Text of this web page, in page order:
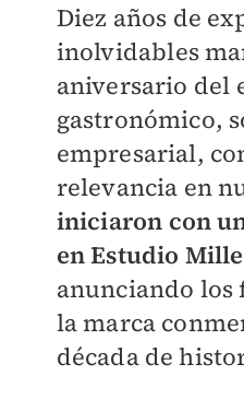
Diez años de
inolvidables
aniversario del
gastronómico,
empresarial,
relevancia en
iniciaron con
en Estudio
anunciando los
la marca
década de